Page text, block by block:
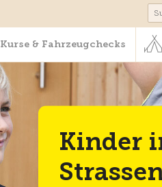
Kurse &
Kurse & Fahrzeugchecks
Kinder